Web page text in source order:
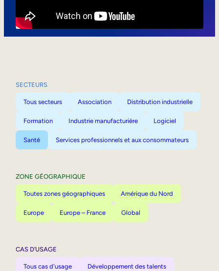
SECTEURS
Tous secteurs Association Distribution industrielle
Formation Industrie manufacturière Logiciel
Santé Services professionnels et aux consommateurs
ZONE GÉOGRAPHIQUE
Toutes zones géographiques Amérique du Nord
Europe Europe – France Global
CAS D’USAGE
Tous cas d'usage Développement des talents